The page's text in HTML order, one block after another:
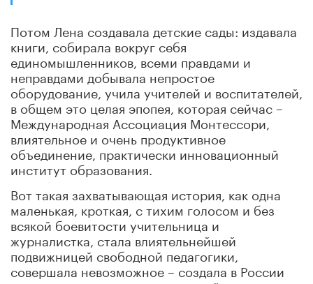
Потом Лена создавала детские сады: издавала
книги, собирала вокруг себя
единомышленников, всеми правдами и
неправдами добывала непростое
оборудование, учила учителей и воспитателей,
в общем это целая эпопея, которая сейчас –
Международная Ассоциация Монтессори,
влиятельное и очень продуктивное
объединение, практически инновационный
институт образования.
Вот такая захватывающая история, как одна
маленькая, кроткая, с тихим голосом и без
всякой боевитости учительница и
журналистка, стала влиятельнейшей
подвижницей свободной педагогики,
совершала невозможное – создала в России